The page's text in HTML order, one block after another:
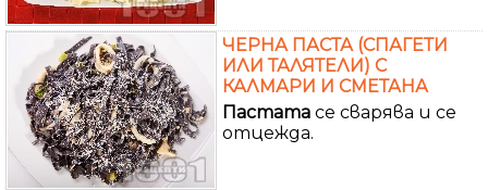
ЧЕРНА ПАСТА (СПАГЕТИ
ИЛИ ТАЛЯТЕЛИ) С
КАЛМАРИ И СМЕТАНА
Пастата се сварява и се
отцежда.